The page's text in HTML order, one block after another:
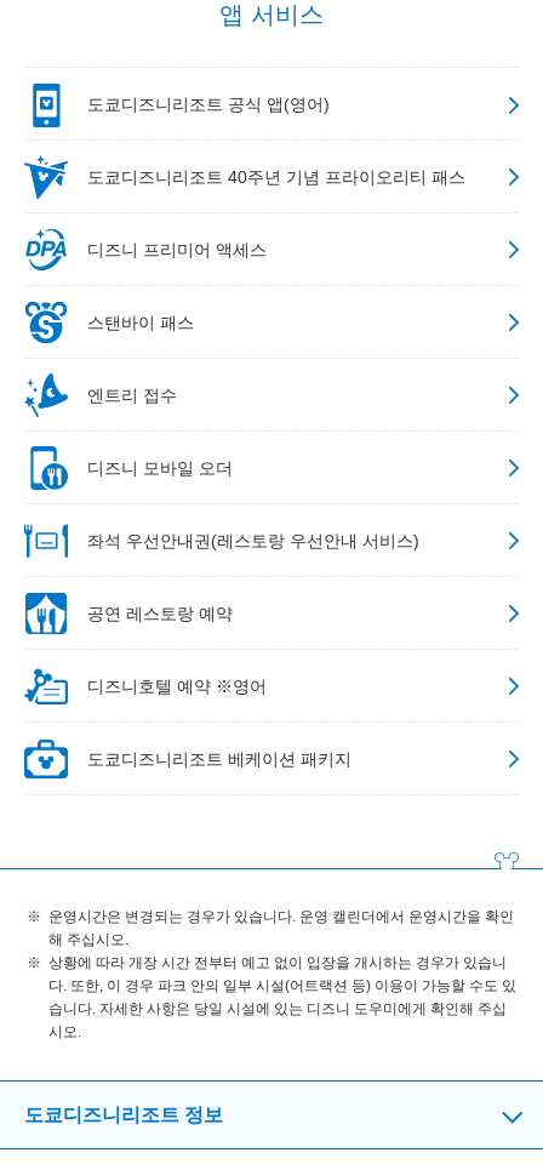
앱 서비스
도쿄디즈니리조트 공식 앱(영어)
도쿄디즈니리조트 40주년 기념 프라이오리티 패스
디즈니 프리미어 액세스
스탠바이 패스
엔트리 접수
디즈니 모바일 오더
좌석 우선안내권(레스토랑 우선안내 서비스)
공연 레스토랑 예약
디즈니호텔 예약 ※영어
도쿄디즈니리조트 베케이션 패키지
운영시간은 변경되는 경우가 있습니다. 운영 캘린더에서 운영시간을 확인
해 주십시오.
상황에 따라 개장 시간 전부터 예고 없이 입장을 개시하는 경우가 있습니
다. 또한, 이 경우 파크 안의 일부 시설(어트랙션 등) 이용이 가능할 수도 있
습니다. 자세한 사항은 당일 시설에 있는 디즈니 도우미에게 확인해 주십
시오.
도쿄디즈니리조트 정보